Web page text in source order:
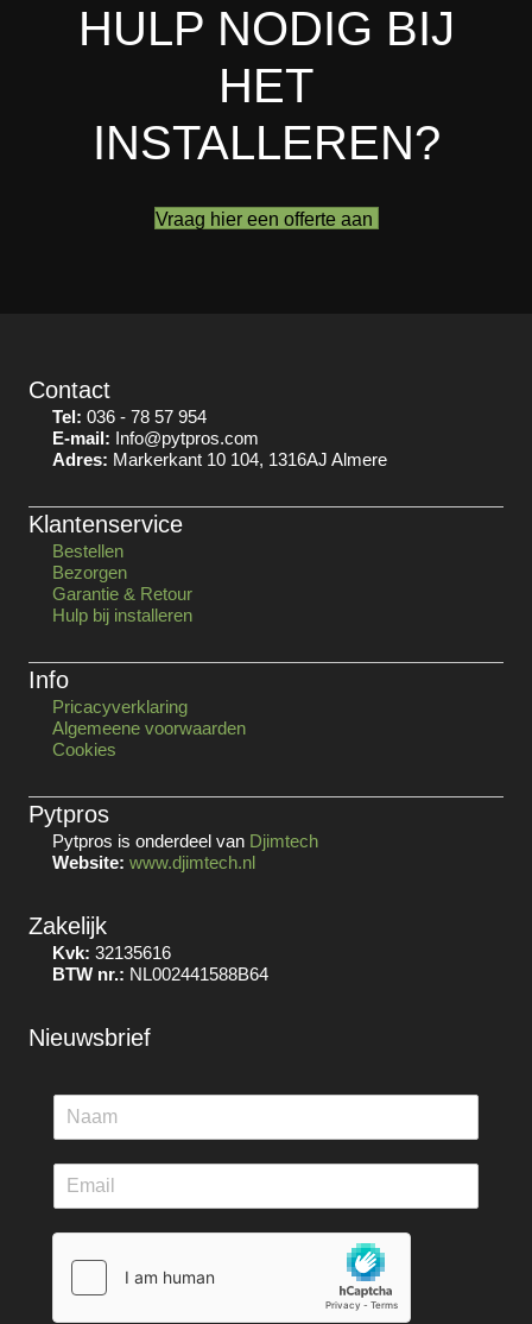
HULP NODIG BIJ
HET
INSTALLEREN?
Vraag hier een offerte aan
Contact
Tel: 036 - 78 57 954
E-mail: Info@pytpros.com
Adres: Markerkant 10 104, 1316AJ Almere
Klantenservice
Bestellen
Bezorgen
Garantie & Retour
Hulp bij installeren
Info
Pricacyverklaring
Algemeene voorwaarden
Cookies
Pytpros
Pytpros is onderdeel van Djimtech
Website: www.djimtech.nl
Zakelijk
Kvk: 32135616
BTW nr.: NL002441588B64
Nieuwsbrief